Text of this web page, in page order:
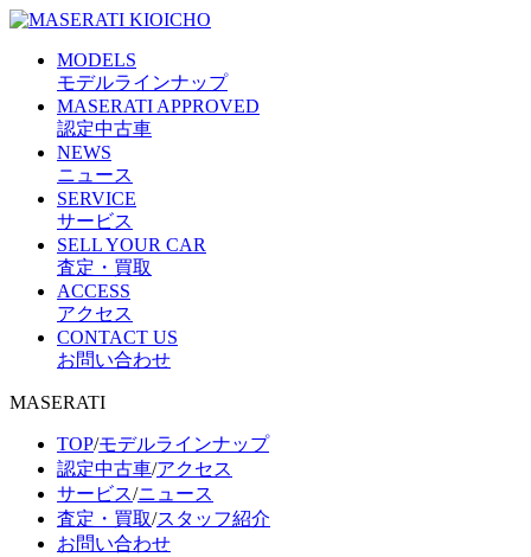
MODELS
モデルラインナップ
MASERATI APPROVED
認定中古車
NEWS
ニュース
SERVICE
サービス
SELL YOUR CAR
査定・買取
ACCESS
アクセス
CONTACT US
お問い合わせ
MASERATI
TOP/モデルラインナップ
認定中古車/アクセス
サービス/ニュース
査定・買取/スタッフ紹介
お問い合わせ